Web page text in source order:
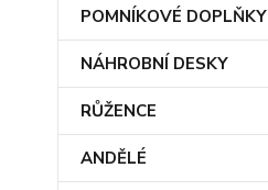
POMNÍKOVÉ DOPLŇKY
NÁHROBNÍ DESKY
RŮŽENCE
ANDĚLÉ